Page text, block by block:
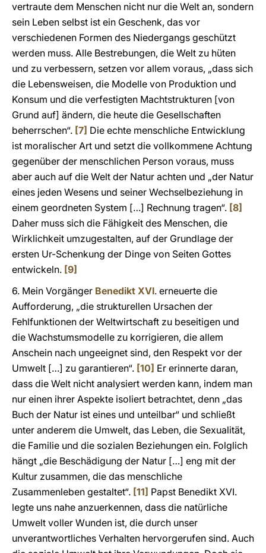
vertraute dem Menschen nicht nur die Welt an, sondern
sein Leben selbst ist ein Geschenk, das vor
verschiedenen Formen des Niedergangs geschützt
werden muss. Alle Bestrebungen, die Welt zu hüten
und zu verbessern, setzen vor allem voraus, „dass sich
die Lebensweisen, die Modelle von Produktion und
Konsum und die verfestigten Machtstrukturen [von
Grund auf] ändern, die heute die Gesellschaften
beherrschen“. [7] Die echte menschliche Entwicklung
ist moralischer Art und setzt die vollkommene Achtung
gegenüber der menschlichen Person voraus, muss
aber auch auf die Welt der Natur achten und „der Natur
eines jeden Wesens und seiner Wechselbeziehung in
einem geordneten System […] Rechnung tragen“. [8]
Daher muss sich die Fähigkeit des Menschen, die
Wirklichkeit umzugestalten, auf der Grundlage der
ersten Ur-Schenkung der Dinge von Seiten Gottes
entwickeln. [9]
6. Mein Vorgänger Benedikt XVI. erneuerte die
Aufforderung, „die strukturellen Ursachen der
Fehlfunktionen der Weltwirtschaft zu beseitigen und
die Wachstumsmodelle zu korrigieren, die allem
Anschein nach ungeeignet sind, den Respekt vor der
Umwelt […] zu garantieren“. [10] Er erinnerte daran,
dass die Welt nicht analysiert werden kann, indem man
nur einen ihrer Aspekte isoliert betrachtet, denn „das
Buch der Natur ist eines und unteilbar“ und schließt
unter anderem die Umwelt, das Leben, die Sexualität,
die Familie und die sozialen Beziehungen ein. Folglich
hängt „die Beschädigung der Natur […] eng mit der
Kultur zusammen, die das menschliche
Zusammenleben gestaltet“. [11] Papst Benedikt XVI.
legte uns nahe anzuerkennen, dass die natürliche
Umwelt voller Wunden ist, die durch unser
unverantwortliches Verhalten hervorgerufen sind. Auch